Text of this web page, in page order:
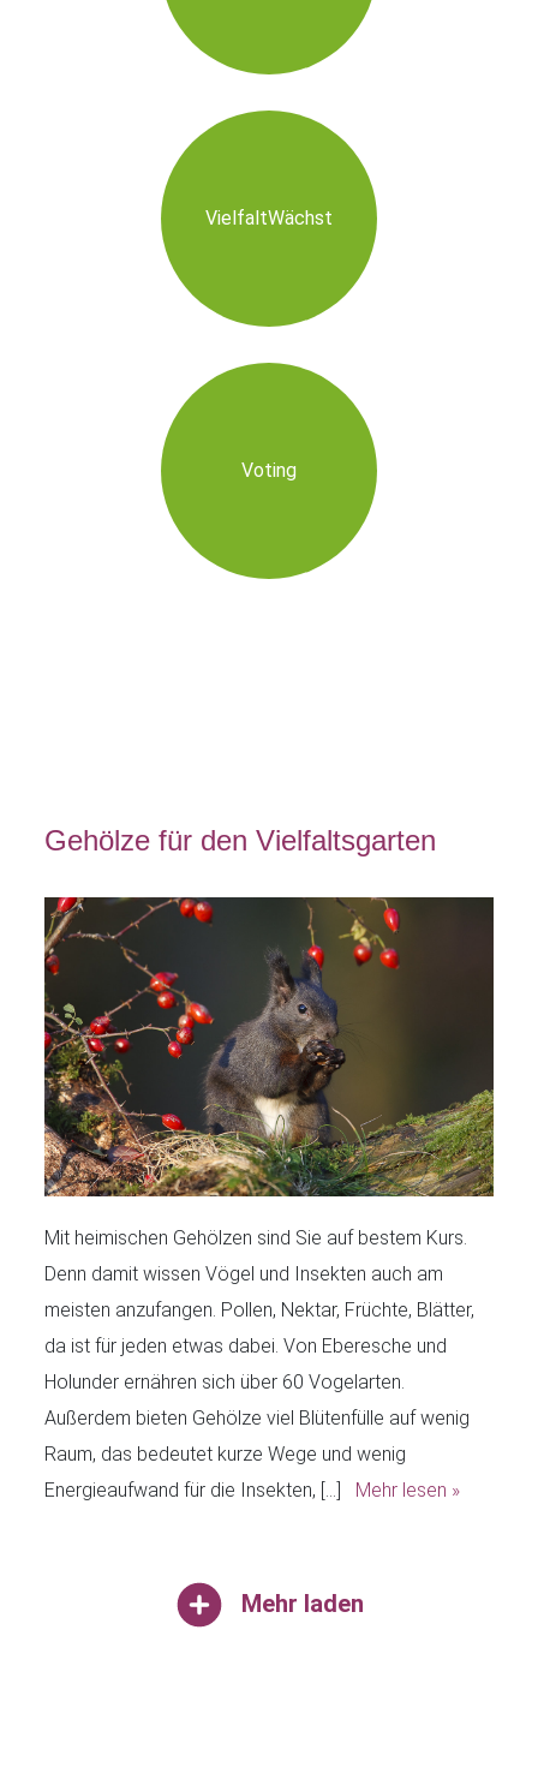
VielfaltWächst
Voting
Gehölze für den Vielfaltsgarten
Mit heimischen Gehölzen sind Sie auf bestem Kurs.
Denn damit wissen Vögel und Insekten auch am
meisten anzufangen. Pollen, Nektar, Früchte, Blätter,
da ist für jeden etwas dabei. Von Eberesche und
Holunder ernähren sich über 60 Vogelarten.
Außerdem bieten Gehölze viel Blütenfülle auf wenig
Raum, das bedeutet kurze Wege und wenig
Energieaufwand für die Insekten, […] Mehr lesen »
Mehr laden